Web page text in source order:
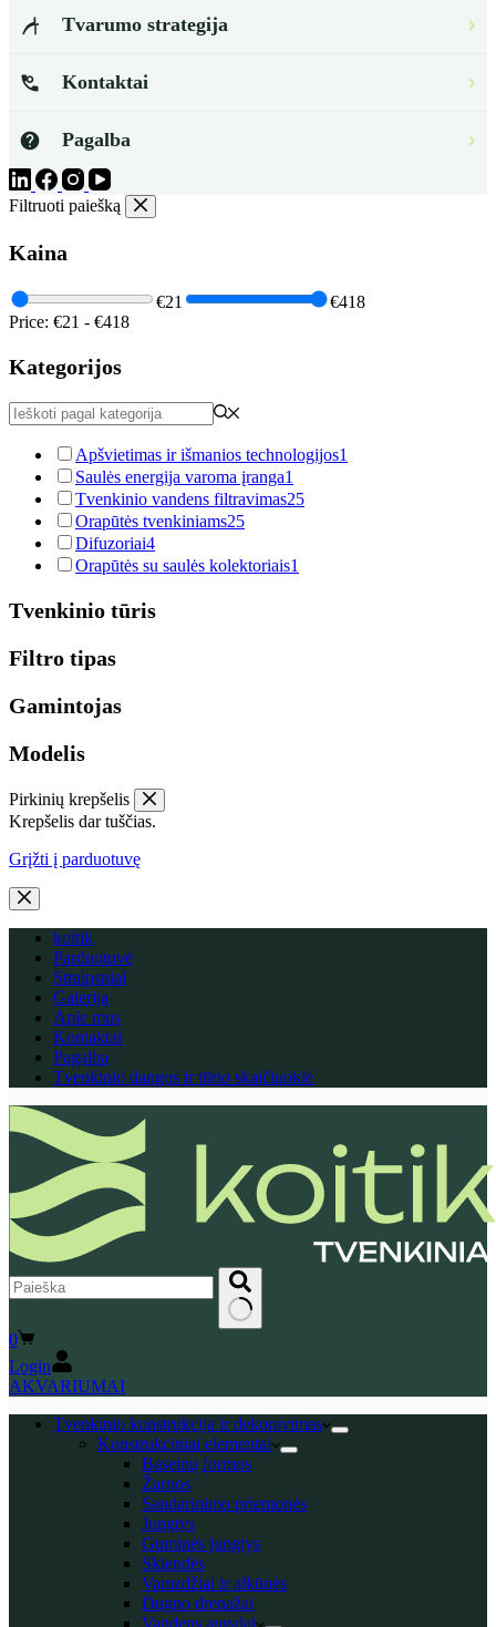
Tvarumo strategija
Kontaktai
Pagalba
Filtruoti paiešką
Kaina
€21
€418
Price: €21 - €418
Kategorijos
Apšvietimas ir išmanios technologijos1
Saulės energija varoma įranga1
Tvenkinio vandens filtravimas25
Orapūtės tvenkiniams25
Difuzoriai4
Orapūtės su saulės kolektoriais1
Tvenkinio tūris
Filtro tipas
Gamintojas
Modelis
Pirkinių krepšelis
Krepšelis dar tuščias.
Grįžti į parduotuvę
koitik
Parduotuvė
Straipsniai
Galerija
Apie mus
Kontaktai
Pagalba
Tvenkinio dangos ir tūrio skaičiuoklė
No
results
Shopping
cart
0
Login
AKVARIUMAI
Tvenkinio konstrukcija ir dekoravimas
Konstrukciniai elementai
Baseinų formos
Žarnos
Sandarinimo priemonės
Jungtys
Guminės jungtys
Sklendės
Vamzdžiai ir alkūnės
Dugno drenažai
Vandens augalai